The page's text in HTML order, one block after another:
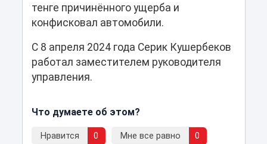
тенге причинённого ущерба и
конфисковал автомобили.
С 8 апреля 2024 года Серик Кушербеков
работал заместителем руководителя
управления.
Что думаете об этом?
Нравится 0 Мне все равно 0